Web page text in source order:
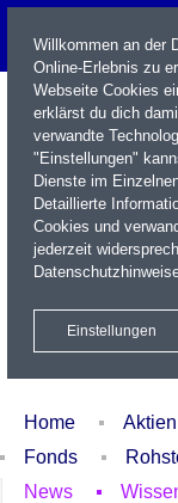
Name / WKN / ISIN /
Xetra Realtime
Home Aktien
Fonds
News
Willkommen an der
Online-Erlebnis zu
Webseite Cookies
erklärst du dich
verwandte
"Einstellungen"
Dienste im
Detaillierte
Cookies und
jederzeit
Einstellungen